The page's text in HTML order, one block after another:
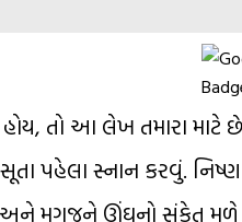
તો આ લેખ તમારા માટે છે.
પહેલા સ્નાન કરવું.
અને મગજને ઊંઘનો સંકેત મળે